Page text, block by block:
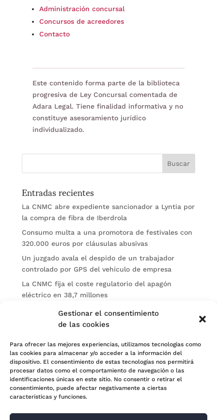
Gestionar el consentimiento
de las cookies
Para ofrecer las mejores experiencias, utilizamos tecnologías como
las cookies para almacenar y/o acceder a la información del
dispositivo. El consentimiento de estas tecnologías nos permitirá
procesar datos como el comportamiento de navegación o las
identificaciones únicas en este sitio. No consentir o retirar el
consentimiento, puede afectar negativamente a ciertas
características y funciones.
Administración concursal
Concursos de acreedores
Contacto
Este contenido forma parte de la biblioteca
progresiva de Ley Concursal comentada de
Adara Legal. Tiene finalidad informativa y no
constituye asesoramiento jurídico
individualizado.
Entradas recientes
La CNMC abre expediente sancionador a Lyntia por
la compra de fibra de Iberdrola
Consumo multa a una promotora de festivales con
320.000 euros por cláusulas abusivas
Un juzgado avala el despido de un trabajador
controlado por GPS del vehículo de empresa
La CNMC fija el coste regulatorio del apagón
eléctrico en 38,7 millones
El BOE publica sanciones de la CNMV a Soltec y
Categorías
Actualidad
Noticias Jurídicas
Subastas